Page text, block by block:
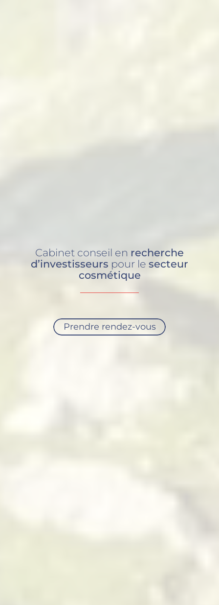
Cabinet conseil en recherche
d’investisseurs pour le secteur
cosmétique
Prendre rendez-vous